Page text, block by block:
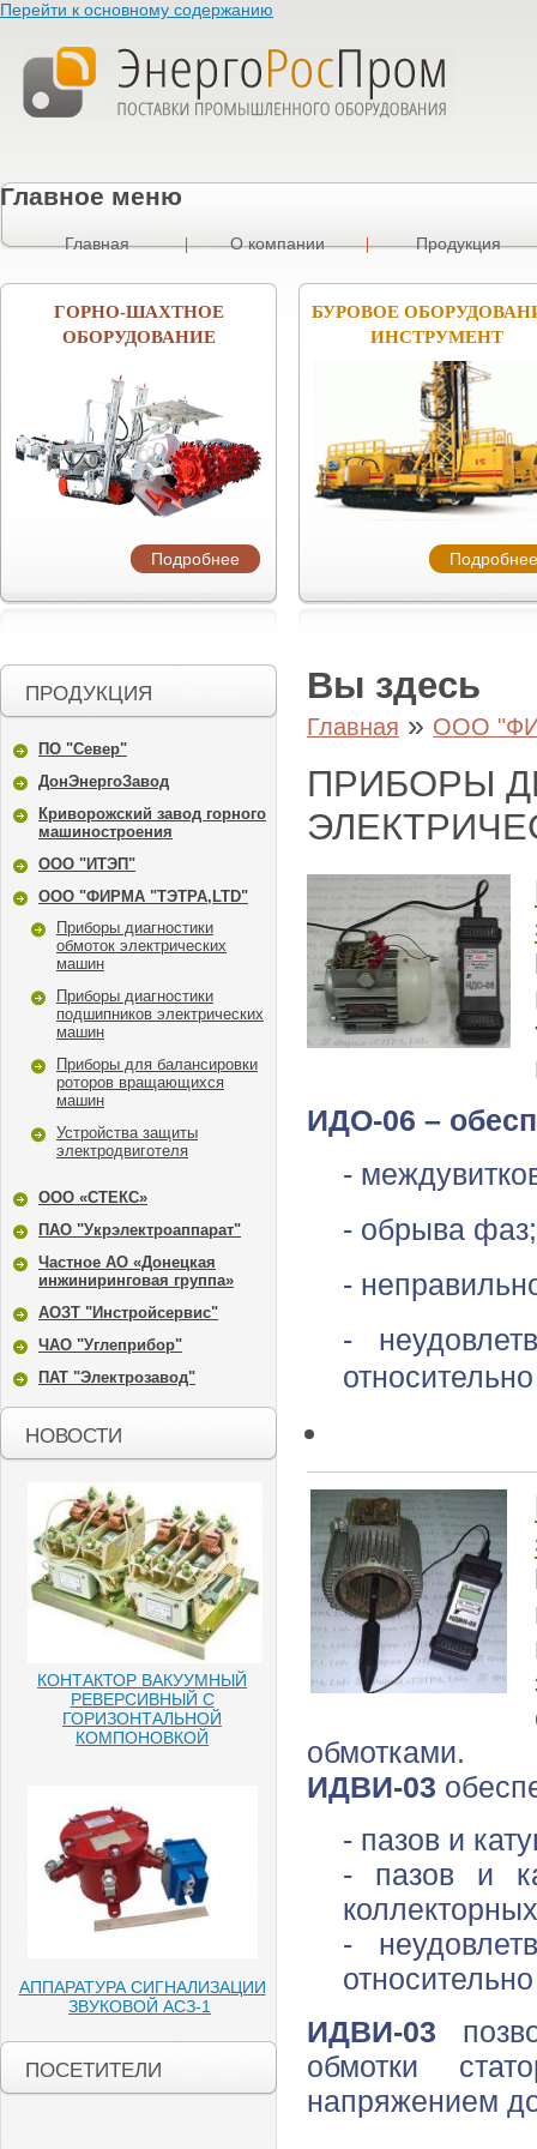
Перейти к основному содержанию
Главное меню
Главная О компании Продукция
ГОРНО-ШАХТНОЕ
ОБОРУДОВАНИЕ
Подробнее
БУРОВОЕ
ИНСТРУМЕНТ
Подробнее
ПРОДУКЦИЯ
ПО "Север"
ДонЭнергоЗавод
Криворожский завод горного
машиностроения
ООО "ИТЭП"
ООО "ФИРМА "ТЭТРА,LTD"
Приборы диагностики
обмоток электрических
машин
Приборы диагностики
подшипников электрических
машин
Приборы для балансировки
роторов вращающихся
машин
Устройства защиты
электродвиготеля
ООО «СТЕКС»
ПАО "Укрэлектроаппарат"
Частное АО «Донецкая
инжиниринговая группа»
АОЗТ "Инстройсервис"
ЧАО "Углеприбор"
ПАТ "Электрозавод"
НОВОСТИ
КОНТАКТОР ВАКУУМНЫЙ
РЕВЕРСИВНЫЙ С
ГОРИЗОНТАЛЬНОЙ
КОМПОНОВКОЙ
АППАРАТУРА СИГНАЛИЗАЦИИ
ЗВУКОВОЙ АСЗ-1
ПОСЕТИТЕЛИ
Вы здесь
Главная » ООО
ПРИБОРЫ
ИДО-06 –
-
- обрыва фаз;
-
-
обмотками.
ИДВИ-03
- пазов и
- пазов и
-
ИДВИ-03
обмотки
напряжением